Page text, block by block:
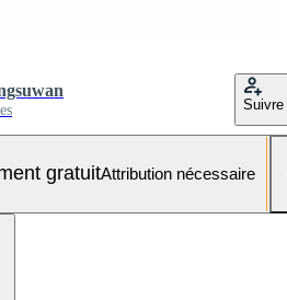
Suivre
gratuitAttribution nécessaire